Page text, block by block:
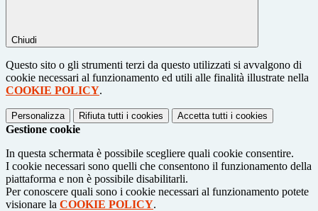
Chiudi
Questo sito o gli strumenti terzi da questo utilizzati si avvalgono di
cookie necessari al funzionamento ed utili alle finalità illustrate nella
COOKIE POLICY.
Personalizza Rifiuta tutti i cookies Accetta tutti i cookies
Gestione cookie
In questa schermata è possibile scegliere quali cookie consentire.
I cookie necessari sono quelli che consentono il funzionamento della
piattaforma e non è possibile disabilitarli.
Per conoscere quali sono i cookie necessari al funzionamento potete
visionare la COOKIE POLICY.